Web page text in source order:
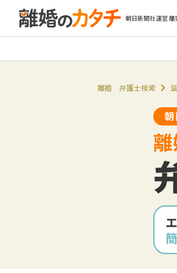
朝日新聞社運営
離婚 弁護士検索